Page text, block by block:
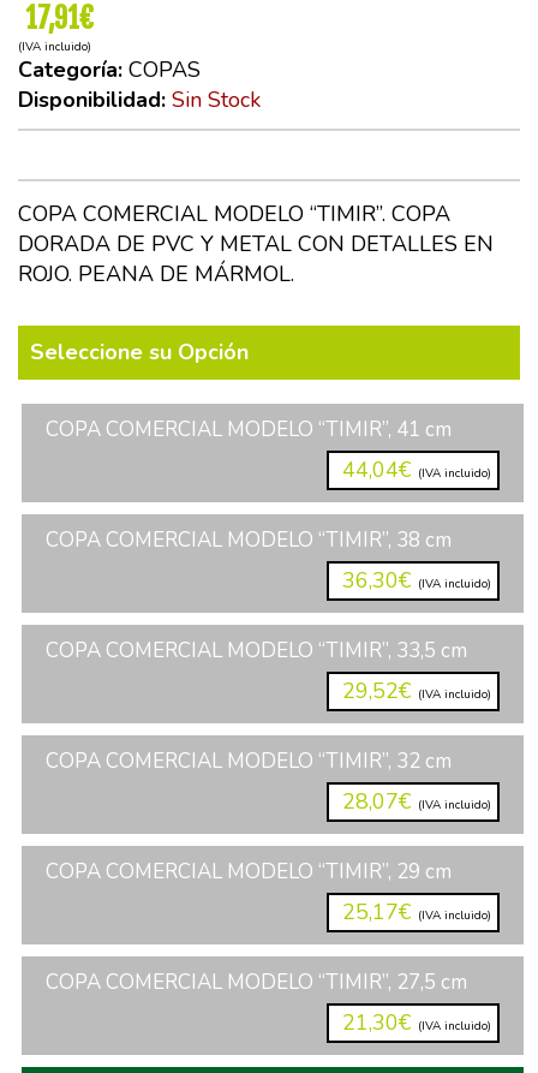
17,91€
(IVA incluido)
Categoría: COPAS
Disponibilidad: Sin Stock
COPA COMERCIAL MODELO “TIMIR”. COPA
DORADA DE PVC Y METAL CON DETALLES EN
ROJO. PEANA DE MÁRMOL.
Seleccione su Opción
COPA COMERCIAL MODELO “TIMIR”, 41 cm
44,04€ (IVA incluido)
COPA COMERCIAL MODELO “TIMIR”, 38 cm
36,30€ (IVA incluido)
COPA COMERCIAL MODELO “TIMIR”, 33,5 cm
29,52€ (IVA incluido)
COPA COMERCIAL MODELO “TIMIR”, 32 cm
28,07€ (IVA incluido)
COPA COMERCIAL MODELO “TIMIR”, 29 cm
25,17€ (IVA incluido)
COPA COMERCIAL MODELO “TIMIR”, 27,5 cm
21,30€ (IVA incluido)